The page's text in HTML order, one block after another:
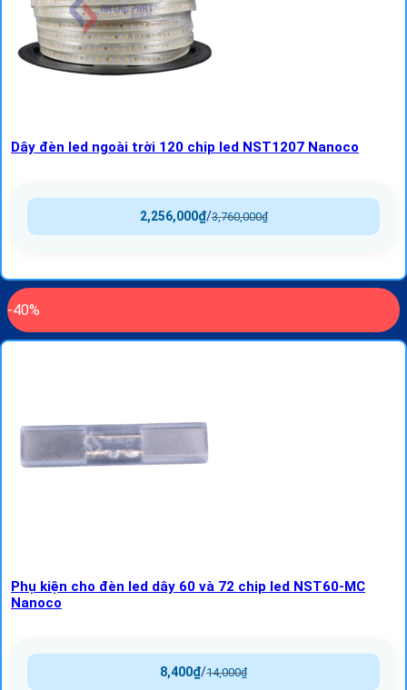
Dây đèn led ngoài trời 120 chip led NST1207 Nanoco
3,760,000₫
/
2,256,000₫
-40%
Phụ kiện cho đèn led dây 60 và 72 chip led NST60-MC
Nanoco
14,000₫
/
8,400₫